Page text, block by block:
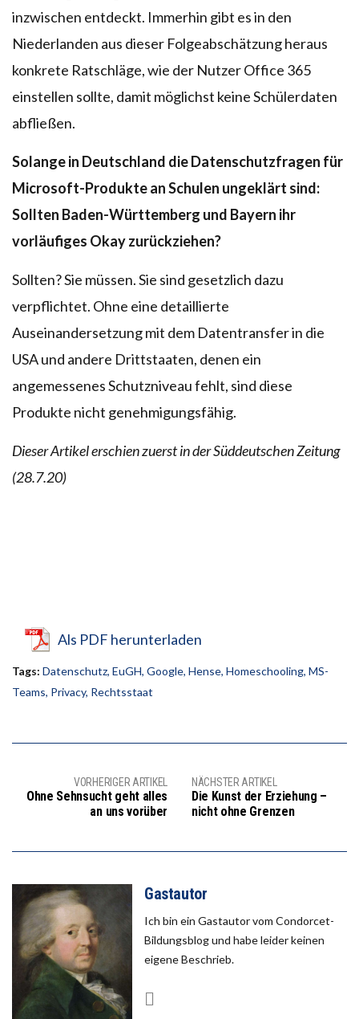
inzwischen entdeckt. Immerhin gibt es in den
Niederlanden aus dieser Folgeabschätzung heraus
konkrete Ratschläge, wie der Nutzer Office 365
einstellen sollte, damit möglichst keine Schülerdaten
abfließen.
Solange in Deutschland die Datenschutzfragen für
Microsoft-Produkte an Schulen ungeklärt sind:
Sollten Baden-Württemberg und Bayern ihr
vorläufiges Okay zurückziehen?
Sollten? Sie müssen. Sie sind gesetzlich dazu
verpflichtet. Ohne eine detaillierte
Auseinandersetzung mit dem Datentransfer in die
USA und andere Drittstaaten, denen ein
angemessenes Schutzniveau fehlt, sind diese
Produkte nicht genehmigungsfähig.
Dieser Artikel erschien zuerst in der Süddeutschen Zeitung
(28.7.20)
Als PDF herunterladen
Tags: Datenschutz, EuGH, Google, Hense, Homeschooling, MS-
Teams, Privacy, Rechtsstaat
VORHERIGER ARTIKEL
Ohne Sehnsucht geht alles
an uns vorüber
NÄCHSTER ARTIKEL
Die Kunst der Erziehung –
nicht ohne Grenzen
Gastautor
Ich bin ein Gastautor vom Condorcet-
Bildungsblog und habe leider keinen
eigene Beschrieb.